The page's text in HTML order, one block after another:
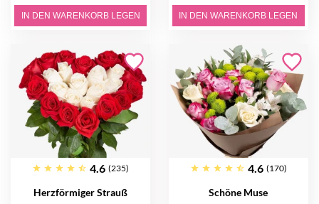
IN DEN WARENKORB LEGEN IN DEN WARENKORB LEGEN
4.6 (235)
Herzförmiger Strauß
4.6 (170)
Schöne Muse